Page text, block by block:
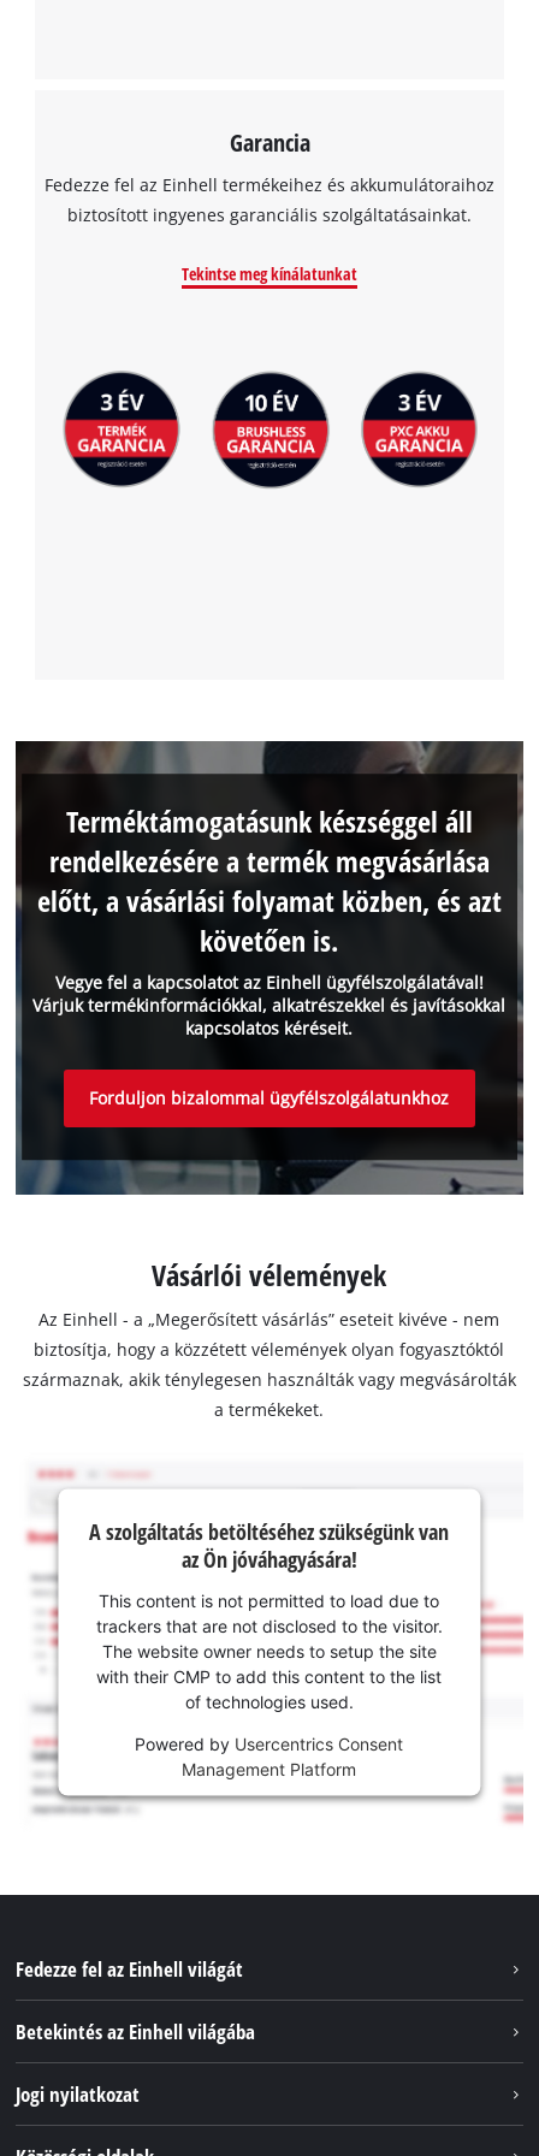
Garancia
Fedezze fel az Einhell termékeihez és akkumulátoraihoz
biztosított ingyenes garanciális szolgáltatásainkat.
Tekintse meg kínálatunkat
Vegye fel a kapcsolatot az Einhell ügyfélszolgálatával!
Várjuk termékinformációkkal, alkatrészekkel és javításokkal
kapcsolatos kéréseit.
Terméktámogatásunk készséggel áll
rendelkezésére a termék megvásárlása
előtt, a vásárlási folyamat közben, és azt
követően is.
Forduljon bizalommal ügyfélszolgálatunkhoz
Vásárlói vélemények
Az Einhell - a „Megerősített vásárlás” eseteit kivéve - nem
biztosítja, hogy a közzétett vélemények olyan fogyasztóktól
származnak, akik ténylegesen használták vagy megvásárolták
a termékeket.
A szolgáltatás betöltéséhez szükségünk van
az Ön jóváhagyására!
This content is not permitted to load due to
trackers that are not disclosed to the visitor.
The website owner needs to setup the site
with their CMP to add this content to the list
of technologies used.
Powered by Usercentrics Consent
Management Platform
Fedezze fel az Einhell világát
Betekintés az Einhell világába
Jogi nyilatkozat